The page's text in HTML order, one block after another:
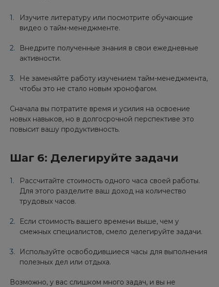
Изучите литературу или посмотрите обучающие
видео о тайм-менеджменте.
Внедрите полученные знания в свои ежедневные
активности.
Не заменяйте работу изучением тайм-менеджмента,
чтобы это не стало новым хронофагом.
Сначала вы потратите время и усилия на освоение
новых навыков, но в долгосрочной перспективе это
повысит вашу продуктивность.
Шаг 6: Делегируйте задачи
Рассчитайте стоимость одного часа своей работы.
Для этого разделите ваш доход на количество
трудовых часов.
Если стоимость вашего времени выше, чем у
смежных специалистов, смело делегируйте задачи.
Используйте освободившиеся часы для выполнения
полезных дел или отдыха.
Возможно, у вас слишком много задач, и вы не